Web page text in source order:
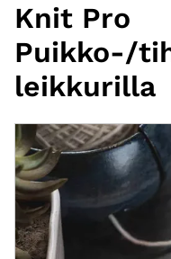
Knit Pro
Puikko-/
leikkurilla